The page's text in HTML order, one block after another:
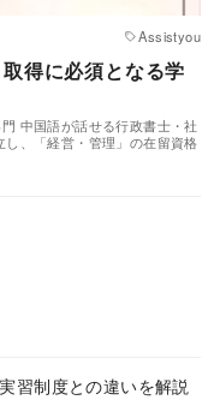
Assistyou
得に必須となる学
中国語が話せる行政書士・社
、「経営・管理」の在留資格
習制度との違いを解説